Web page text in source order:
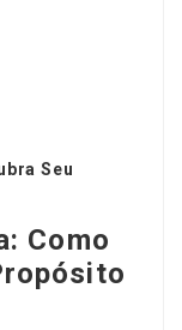
Seu
Como